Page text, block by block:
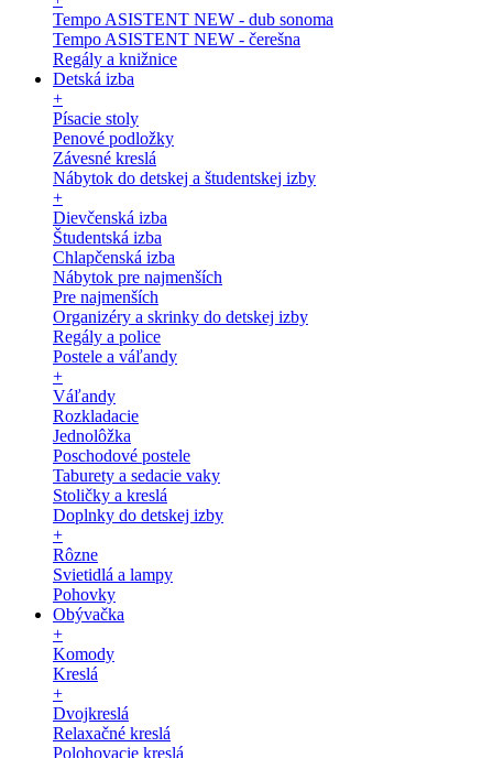
Tempo ASISTENT NEW - dub sonoma
Tempo ASISTENT NEW - čerešna
Regály a knižnice
Detská izba
+
Písacie stoly
Penové podložky
Závesné kreslá
Nábytok do detskej a študentskej izby
+
Dievčenská izba
Študentská izba
Chlapčenská izba
Nábytok pre najmenších
Pre najmenších
Organizéry a skrinky do detskej izby
Regály a police
Postele a váľandy
+
Váľandy
Rozkladacie
Jednolôžka
Poschodové postele
Taburety a sedacie vaky
Stoličky a kreslá
Doplnky do detskej izby
+
Rôzne
Svietidlá a lampy
Pohovky
Obývačka
+
Komody
Kreslá
+
Dvojkreslá
Relaxačné kreslá
Polohovacie kreslá